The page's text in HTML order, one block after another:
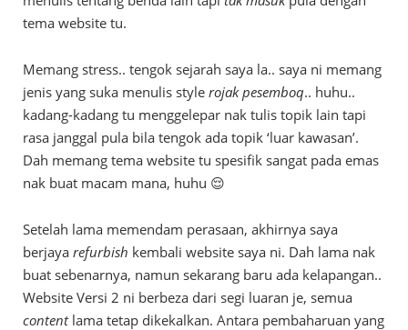
tema website tu.
Memang stress.. tengok sejarah saya la.. saya ni memang
jenis yang suka menulis style rojak pesemboq.. huhu..
kadang-kadang tu menggelepar nak tulis topik lain tapi
rasa janggal pula bila tengok ada topik ‘luar kawasan’.
Dah memang tema website tu spesifik sangat pada emas
nak buat macam mana, huhu 😌
Setelah lama memendam perasaan, akhirnya saya
berjaya refurbish kembali website saya ni. Dah lama nak
buat sebenarnya, namun sekarang baru ada kelapangan..
Website Versi 2 ni berbeza dari segi luaran je, semua
contentlama tetap dikekalkan. Antara pembaharuan yang